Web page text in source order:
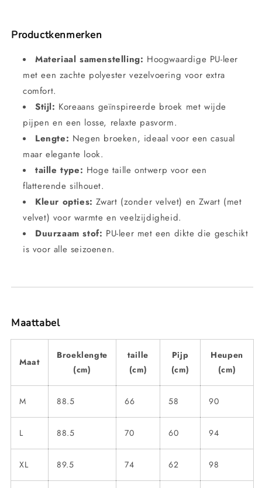
Productkenmerken
Materiaal samenstelling: Hoogwaardige PU-leer
met een zachte polyester vezelvoering voor extra
comfort.
Stijl: Koreaans geïnspireerde broek met wijde
pijpen en een losse, relaxte pasvorm.
Lengte: Negen broeken, ideaal voor een casual
maar elegante look.
taille type: Hoge taille ontwerp voor een
flatterende silhouet.
Kleur opties: Zwart (zonder velvet) en Zwart (met
velvet) voor warmte en veelzijdigheid.
Duurzaam stof: PU-leer met een dikte die geschikt
is voor alle seizoenen.
Maattabel
Maat
Broeklengte
(cm)
taille
(cm)
Pijp
(cm)
Heupen
(cm)
M 88.5 66 58 90
L 88.5 70 60 94
XL 89.5 74 62 98